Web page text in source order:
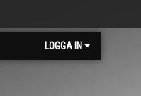
LOGGA IN